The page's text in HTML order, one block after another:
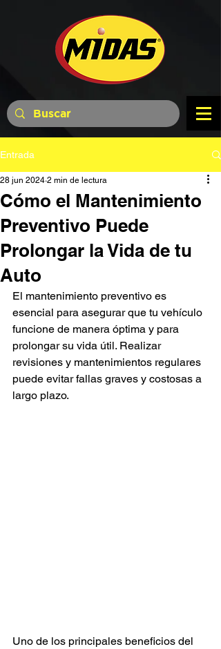
Entrada
Cómo el Mantenimiento
Preventivo Puede
Prolongar la Vida de tu
Auto
28 jun 2024 2 min de lectura
El mantenimiento preventivo es
esencial para asegurar que tu vehículo
funcione de manera óptima y para
prolongar su vida útil. Realizar
revisiones y mantenimientos regulares
puede evitar fallas graves y costosas a
largo plazo.
Uno de los principales beneficios del